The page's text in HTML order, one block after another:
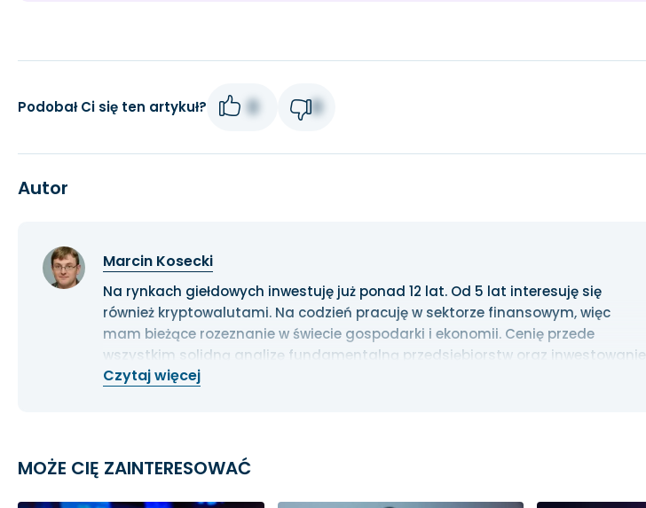
Podobał Ci się ten artykuł? 0 0
Autor
Marcin Kosecki
Na rynkach giełdowych inwestuję już ponad 12 lat. Od 5 lat interesuję się
również kryptowalutami. Na codzień pracuję w sektorze finansowym, więc
mam bieżące rozeznanie w świecie gospodarki i ekonomii. Cenię przede
wszystkim solidną analizę fundamentalną przedsiębiorstw oraz inwestowanie
długoterminowe.
Czytaj więcej
MOŻE CIĘ ZAINTERESOWAĆ